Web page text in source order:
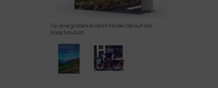
Für eine größere Ansicht klicken Sie auf das
Vorschaubild